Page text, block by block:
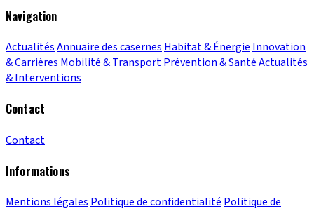
Navigation
ActualitésAnnuaire des casernes Habitat & Énergie Innovation
& Carrières Mobilité & TransportPrévention & SantéActualités
& Interventions
Contact
Contact
Informations
Mentions légales Politique de confidentialité Politique de